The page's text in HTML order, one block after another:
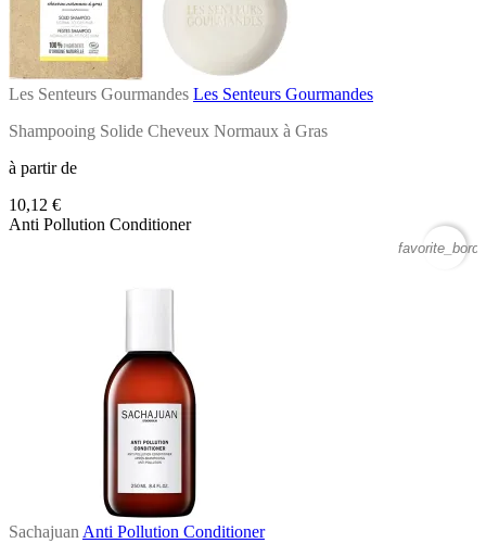
Les Senteurs Gourmandes Les Senteurs Gourmandes
Shampooing Solide Cheveux Normaux à Gras
à partir de
10,12 €
Anti Pollution Conditioner
Sachajuan Anti Pollution Conditioner